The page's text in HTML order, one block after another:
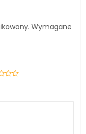
Wymagane